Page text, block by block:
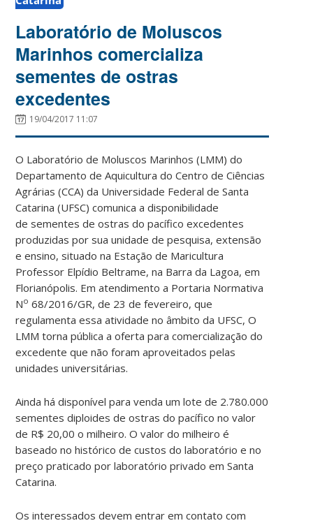
Laboratório de Moluscos
Marinhos comercializa
sementes de ostras
excedentes
19/04/2017 11:07
O Laboratório de Moluscos Marinhos (LMM) do
Departamento de Aquicultura do Centro de Ciências
Agrárias (CCA) da Universidade Federal de Santa
Catarina (UFSC) comunica a disponibilidade
de sementes de ostras do pacífico excedentes
produzidas por sua unidade de pesquisa, extensão
e ensino, situado na Estação de Maricultura
Professor Elpídio Beltrame, na Barra da Lagoa, em
Florianópolis. Em atendimento a Portaria Normativa
No 68/2016/GR, de 23 de fevereiro, que
regulamenta essa atividade no âmbito da UFSC, O
LMM torna pública a oferta para comercialização do
excedente que não foram aproveitados pelas
unidades universitárias.
Ainda há disponível para venda um lote de 2.780.000
sementes diploides de ostras do pacífico no valor
de R$ 20,00 o milheiro. O valor do milheiro é
baseado no histórico de custos do laboratório e no
preço praticado por laboratório privado em Santa
Catarina.
Os interessados devem entrar em contato com